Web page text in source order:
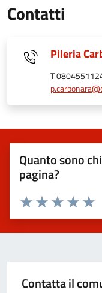
Contatti
Pileria
T
Quanto sono
pagina?
Valuta
Valuta 3
Valuta 2 stelle
Valuta 1 stelle su 5
Contatta il